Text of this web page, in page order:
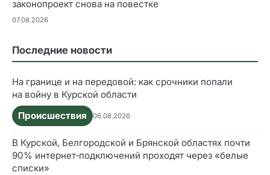
законопроект снова на повестке
07.08.2026
Последние новости
На границе и на передовой: как срочники попали
на войну в Курской области
Происшествия
06.08.2026
В Курской, Белгородской и Брянской областях почти
90% интернет‑подключений проходят через «белые
списки»